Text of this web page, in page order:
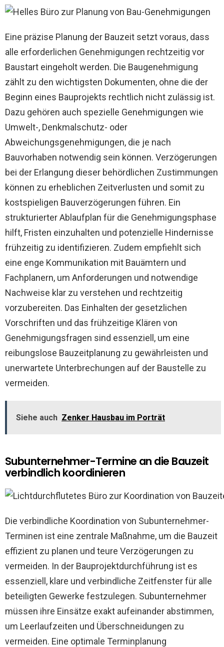
Eine präzise Planung der Bauzeit setzt voraus, dass
alle erforderlichen Genehmigungen rechtzeitig vor
Baustart eingeholt werden. Die Baugenehmigung
zählt zu den wichtigsten Dokumenten, ohne die der
Beginn eines Bauprojekts rechtlich nicht zulässig ist.
Dazu gehören auch spezielle Genehmigungen wie
Umwelt-, Denkmalschutz- oder
Abweichungsgenehmigungen, die je nach
Bauvorhaben notwendig sein können. Verzögerungen
bei der Erlangung dieser behördlichen Zustimmungen
können zu erheblichen Zeitverlusten und somit zu
kostspieligen Bauverzögerungen führen. Ein
strukturierter Ablaufplan für die Genehmigungsphase
hilft, Fristen einzuhalten und potenzielle Hindernisse
frühzeitig zu identifizieren. Zudem empfiehlt sich
eine enge Kommunikation mit Bauämtern und
Fachplanern, um Anforderungen und notwendige
Nachweise klar zu verstehen und rechtzeitig
vorzubereiten. Das Einhalten der gesetzlichen
Vorschriften und das frühzeitige Klären von
Genehmigungsfragen sind essenziell, um eine
reibungslose Bauzeitplanung zu gewährleisten und
unerwartete Unterbrechungen auf der Baustelle zu
vermeiden.
Siehe auch Zenker Hausbau im Porträt
Subunternehmer-Termine an die Bauzeit
verbindlich koordinieren
Die verbindliche Koordination von Subunternehmer-
Terminen ist eine zentrale Maßnahme, um die Bauzeit
effizient zu planen und teure Verzögerungen zu
vermeiden. In der Bauprojektdurchführung ist es
essenziell, klare und verbindliche Zeitfenster für alle
beteiligten Gewerke festzulegen. Subunternehmer
müssen ihre Einsätze exakt aufeinander abstimmen,
um Leerlaufzeiten und Überschneidungen zu
vermeiden. Eine optimale Terminplanung